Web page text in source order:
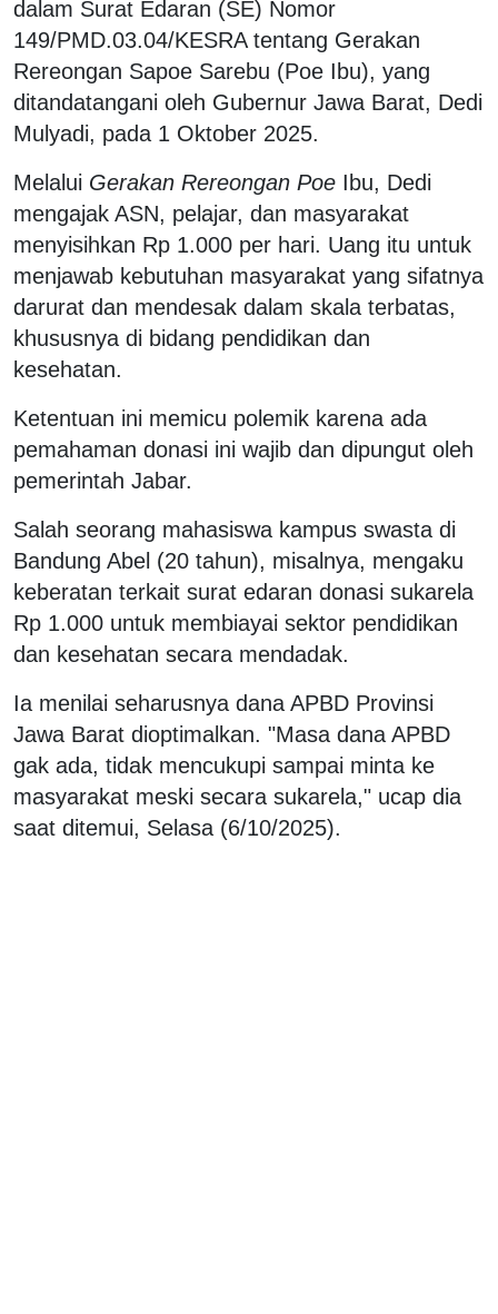
dalam Surat Edaran (SE) Nomor
149/PMD.03.04/KESRA tentang Gerakan
Rereongan Sapoe Sarebu (Poe Ibu), yang
ditandatangani oleh Gubernur Jawa Barat, Dedi
Mulyadi, pada 1 Oktober 2025.
Melalui Gerakan Rereongan Poe Ibu, Dedi
mengajak ASN, pelajar, dan masyarakat
menyisihkan Rp 1.000 per hari. Uang itu untuk
menjawab kebutuhan masyarakat yang sifatnya
darurat dan mendesak dalam skala terbatas,
khususnya di bidang pendidikan dan
kesehatan.
Ketentuan ini memicu polemik karena ada
pemahaman donasi ini wajib dan dipungut oleh
pemerintah Jabar.
Salah seorang mahasiswa kampus swasta di
Bandung Abel (20 tahun), misalnya, mengaku
keberatan terkait surat edaran donasi sukarela
Rp 1.000 untuk membiayai sektor pendidikan
dan kesehatan secara mendadak.
Ia menilai seharusnya dana APBD Provinsi
Jawa Barat dioptimalkan. "Masa dana APBD
gak ada, tidak mencukupi sampai minta ke
masyarakat meski secara sukarela," ucap dia
saat ditemui, Selasa (6/10/2025).